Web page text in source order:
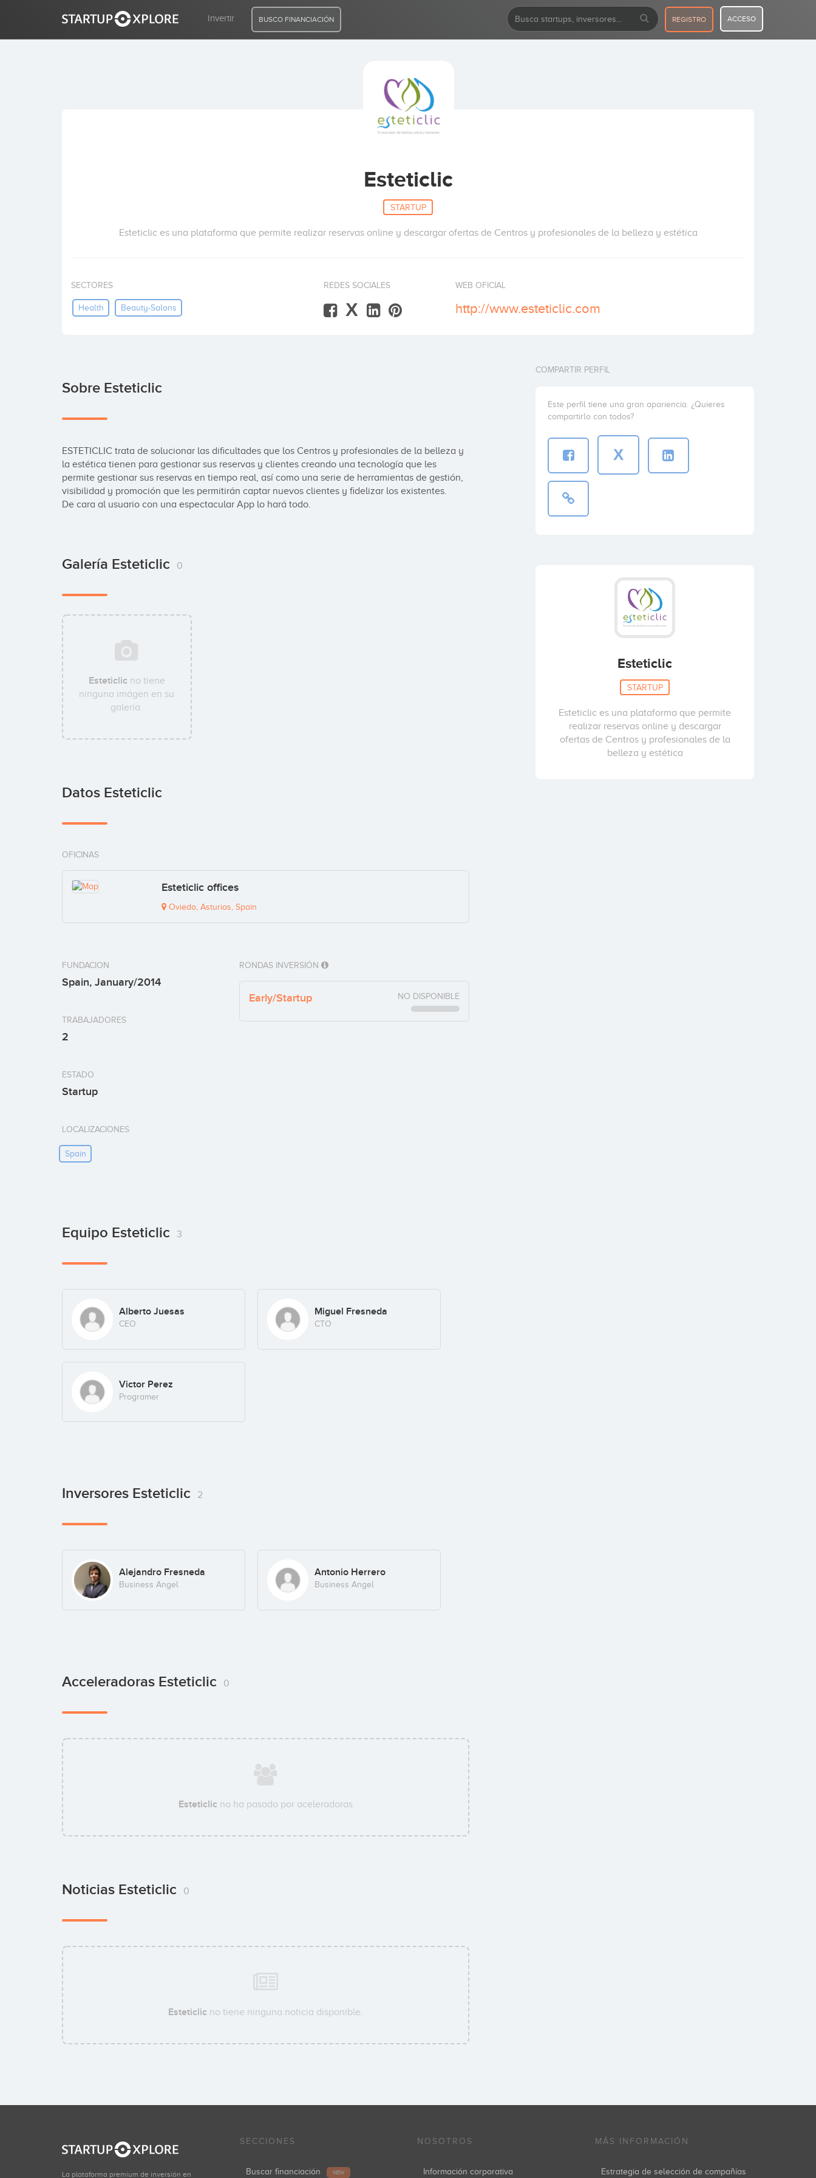
Invertir BUSCO FINANCIACIÓN REGISTRO ACCESO
Esteticlic
STARTUP
Esteticlic es una plataforma que permite realizar reservas online y descargar ofertas de Centros y profesionales de la belleza y estética
SECTORES
Health Beauty-Salons
REDES SOCIALES
X
WEB OFICIAL
http://www.esteticlic.com
Sobre Esteticlic
ESTETICLIC trata de solucionar las dificultades que los Centros y profesionales de la belleza y
la estética tienen para gestionar sus reservas y clientes creando una tecnología que les
permite gestionar sus reservas en tiempo real, así como una serie de herramientas de gestión,
visibilidad y promoción que les permitirán captar nuevos clientes y fidelizar los existentes.
De cara al usuario con una espectacular App lo hará todo.
Galería Esteticlic 0
Esteticlic no tiene
ninguna imágen en su
galería.
Datos Esteticlic
OFICINAS
Esteticlic offices
Oviedo, Asturias, Spain
FUNDACION
Spain, January/2014
TRABAJADORES
2
ESTADO
Startup
LOCALIZACIONES
Spain
RONDAS INVERSIÓN
Early/Startup NO DISPONIBLE
Equipo Esteticlic 3
Alberto Juesas
CEO
Miguel Fresneda
CTO
Victor Perez
Programer
Inversores Esteticlic 2
Alejandro Fresneda
Business Angel
Antonio Herrero
Business Angel
Acceleradoras Esteticlic 0
Esteticlic no ha pasado por aceleradoras
Noticias Esteticlic 0
Esteticlic no tiene ninguna noticia disponible.
COMPARTIR PERFIL
Este perfil tiene una gran apariencia. ¿Quieres
compartirlo con todos?
X
Esteticlic
STARTUP
Esteticlic es una plataforma que permite
realizar reservas online y descargar
ofertas de Centros y profesionales de la
belleza y estética
La plataforma premium de inversión en
SECCIONES
Buscar financiación NEW
NOSOTROS
Información corporativa
MÁS INFORMACIÓN
Estrategia de selección de compañías